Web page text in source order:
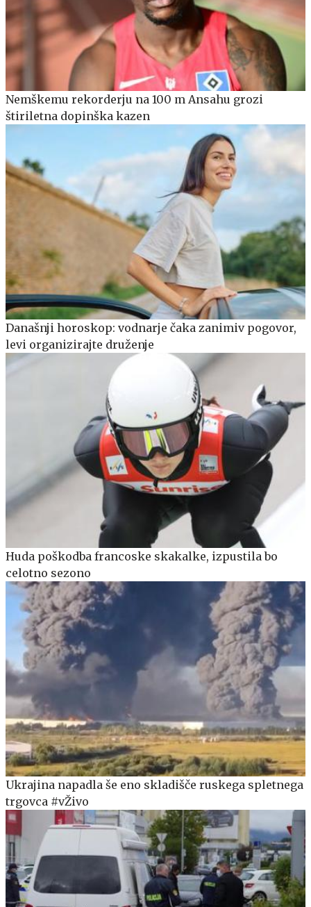
Nemškemu rekorderju na 100 m Ansahu grozi
štiriletna dopinška kazen
Današnji horoskop: vodnarje čaka zanimiv pogovor,
levi organizirajte druženje
Huda poškodba francoske skakalke, izpustila bo
celotno sezono
Ukrajina napadla še eno skladišče ruskega spletnega
trgovca #vŽivo